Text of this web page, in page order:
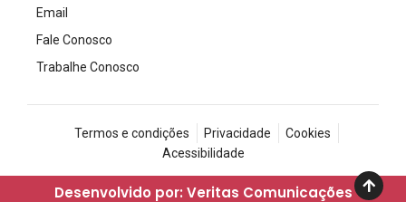
Email
Fale Conosco
Trabalhe Conosco
Termos e condições Privacidade
Cookies
Acessibilidade
© Copyright 2023
Desenvolvido por: Veritas Comunicações